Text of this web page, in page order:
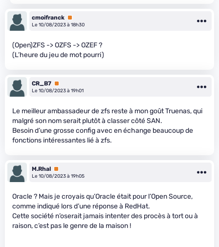
cmoifranck Premium
Le 10/08/2023 à 18h30
(Open)ZFS -> OZFS -> OZEF ?
(L’heure du jeu de mot pourri)
CR_B7 Premium
Le 10/08/2023 à 19h01
Le meilleur ambassadeur de zfs reste à mon goût Truenas, qui
malgré son nom serait plutôt à classer côté SAN.
Besoin d’une grosse config avec en échange beaucoup de
fonctions intéressantes lié à zfs.
M.Rhal Premium
Le 10/08/2023 à 19h05
Oracle ? Mais je croyais qu’Oracle était pour l’Open Source,
comme indiqué lors d’une réponse à RedHat.
Cette société n’oserait jamais intenter des procès à tort ou à
raison, c’est pas le genre de la maison !